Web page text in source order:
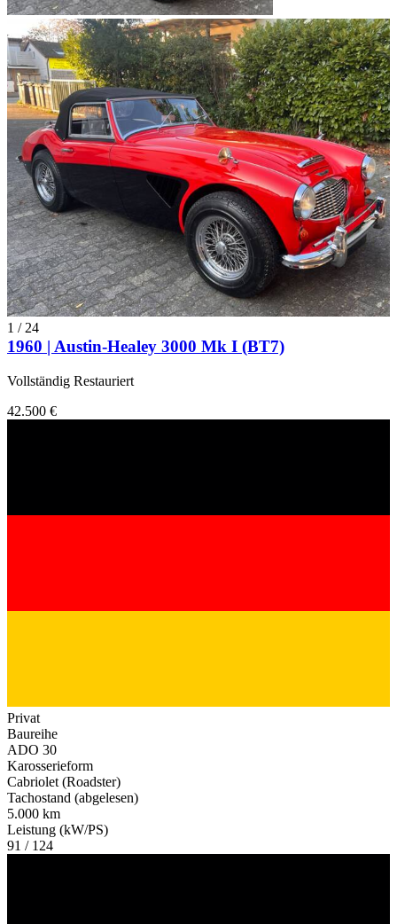
1 / 24
1960 | Austin-Healey 3000 Mk I (BT7)
Vollständig Restauriert
42.500 €
Privat
Baureihe
ADO 30
Karosserieform
Cabriolet (Roadster)
Tachostand (abgelesen)
5.000 km
Leistung (kW/PS)
91 / 124